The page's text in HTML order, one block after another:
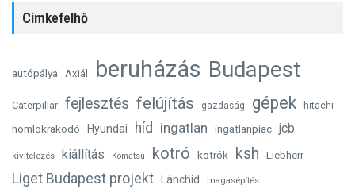
Címkefelhő
autópálya Axiál beruházás Budapest
Caterpillar fejlesztés felújítás gazdaság gépek hitachi
homlokrakodó Hyundai híd ingatlan ingatlanpiac jcb
kivitelezés kiállítás Komatsu kotró kotrók ksh Liebherr
Liget Budapest projekt Lánchíd
magasépítés